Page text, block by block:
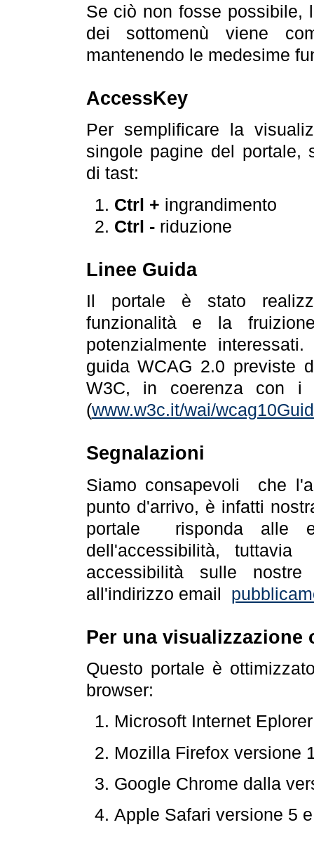
Se ciò non fosse possibile,
dei sottomenù viene
mantenendo le medesime
AccessKey
Per semplificare la
singole pagine del portale,
di tast:
Ctrl + ingrandimento
Ctrl -riduzione
Linee Guida
Il portale è stato
funzionalità e la
potenzialmente
guida WCAG 2.0 previste
W3C, in coerenza con i
(www.w3c.it/wai/
Segnalazioni
Siamo consapevoli che
punto d'arrivo, è infatti
portale risponda alle
dell'accessibilità,
accessibilità sulle
all'indirizzo email
Per una visualizzazione
Questo portale è
browser:
Microsoft Internet
Mozilla Firefox versione
Google Chrome dalla
Apple Safari versione 5